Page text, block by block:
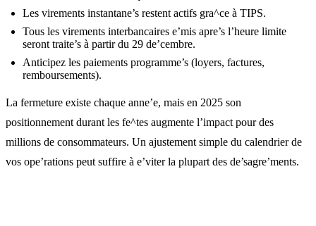
Les virements instantane’s restent actifs gra^ce à TIPS.
Tous les virements interbancaires e’mis apre’s l’heure limite
seront traite’s à partir du 29 de’cembre.
Anticipez les paiements programme’s (loyers, factures,
remboursements).
La fermeture existe chaque anne’e, mais en 2025 son
positionnement durant les fe^tes augmente l’impact pour des
millions de consommateurs. Un ajustement simple du calendrier de
vos ope’rations peut suffire à e’viter la plupart des de’sagre’ments.